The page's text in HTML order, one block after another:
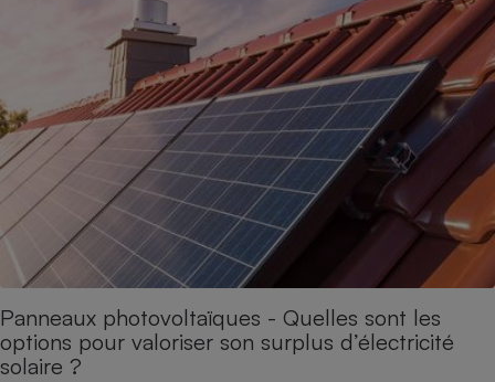
Panneaux photovoltaïques - Quelles sont les
options pour valoriser son surplus d’électricité
solaire ?